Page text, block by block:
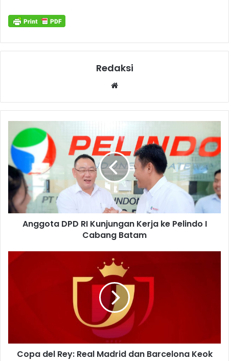
Redaksi
Anggota DPD RI Kunjungan Kerja ke Pelindo I
Cabang Batam
Copa del Rey: Real Madrid dan Barcelona Keok